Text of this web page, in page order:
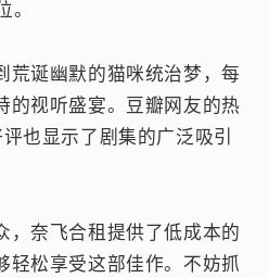
荒诞幽默的猫咪统治梦，每
的视听盛宴。豆瓣网友的热
也显示了剧集的广泛吸引
，奈飞合租提供了低成本的
轻松享受这部佳作。不妨抓